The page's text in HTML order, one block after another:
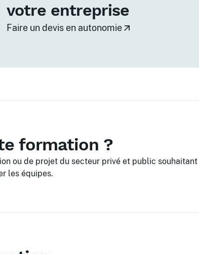
votre entreprise
Faire un devis en autonomie
formation ?
ou de projet du secteur privé et public souhaitant
les équipes.